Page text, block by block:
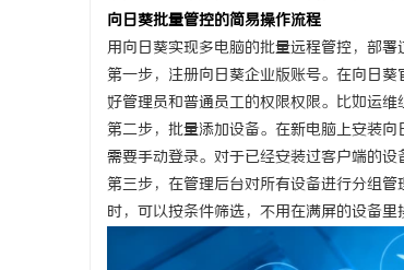
向日葵批量管控的简易操作流程
用向日葵实现多电脑的批量远程管控，部署
第一步，注册向日葵企业版账号。在向日
好管理员和普通员工的权限权限。比如运维
第二步，批量添加设备。在新电脑上安装
需要手动登录。对于已经安装过客户端的设
第三步，在管理后台对所有设备进行分组
时，可以按条件筛选，不用在满屏的设备里